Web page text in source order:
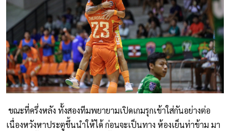
ขณะที่ครึ่งหลัง ทั้งสองทีมพยายามเปิดเกมรุกเข้าใส่กันอย่างต่อ
เนื่องหวังหาประตูขึ้นนำให้ได้ ก่อนจะเป็นทาง ห้องเย็นท่าข้าม มา